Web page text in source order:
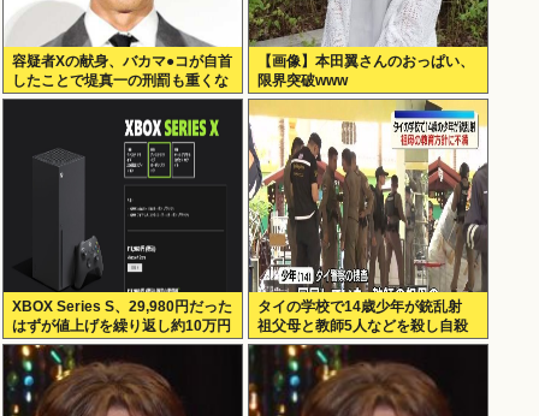
容疑者Xの献身、バカマ●コが自首
したことで堤真一の刑罰も重くな
るwww
【画像】本田翼さんのおっぱい、
限界突破www
XBOX Series S、29,980円だった
はずが値上げを繰り返し約10万円
弱
タイの学校で14歳少年が銃乱射
祖父母と教師5人などを殺し自殺